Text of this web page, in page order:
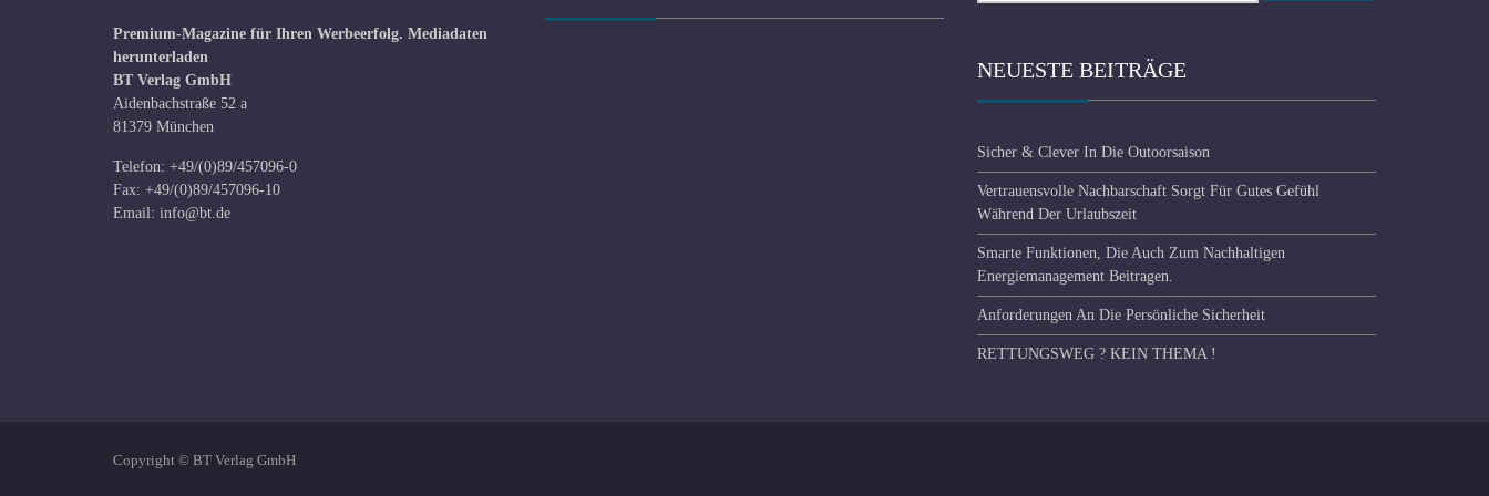
Premium-Magazine für Ihren Werbeerfolg. Mediadaten
herunterladen
BT Verlag GmbH
Aidenbachstraße 52 a
81379 München
Telefon: +49/(0)89/457096-0
Fax: +49/(0)89/457096-10
Email: info@bt.de
NEUESTE BEITRÄGE
Sicher & Clever In Die Outoorsaison
Vertrauensvolle Nachbarschaft Sorgt Für Gutes Gefühl
Während Der Urlaubszeit
Smarte Funktionen, Die Auch Zum Nachhaltigen
Energiemanagement Beitragen.
Anforderungen An Die Persönliche Sicherheit
RETTUNGSWEG ? KEIN THEMA !
Copyright © BT Verlag GmbH